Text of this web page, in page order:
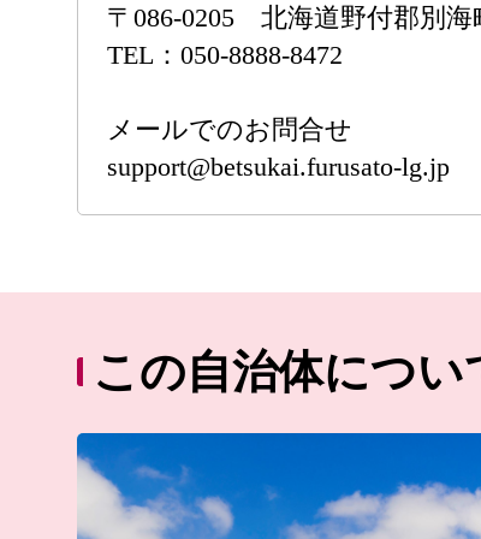
〒086-0205 北海道野付郡別海
TEL：050-8888-8472
メールでのお問合せ
support@betsukai.furusato-lg.jp
この自治体につい